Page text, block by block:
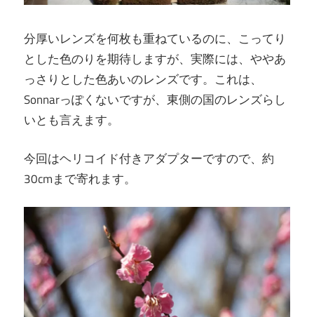
分厚いレンズを何枚も重ねているのに、こってり
とした色のりを期待しますが、実際には、ややあ
っさりとした色あいのレンズです。これは、
Sonnarっぽくないですが、東側の国のレンズらし
いとも言えます。
今回はヘリコイド付きアダプターですので、約
30cmまで寄れます。